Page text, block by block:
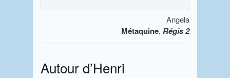
Angela
Métaquine, Régis 2
Autour d’Henri